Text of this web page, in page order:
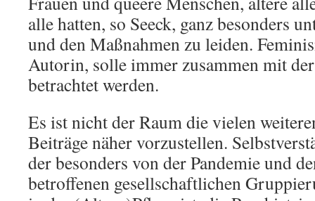
alle hatten, so Seeck, ganz besonders
und den Maßnahmen zu leiden.
Autorin, solle immer zusammen mit
betrachtet werden.
Es ist nicht der Raum die vielen
Beiträge näher vorzustellen.
der besonders von der Pandemie und
betroffenen gesellschaftlichen